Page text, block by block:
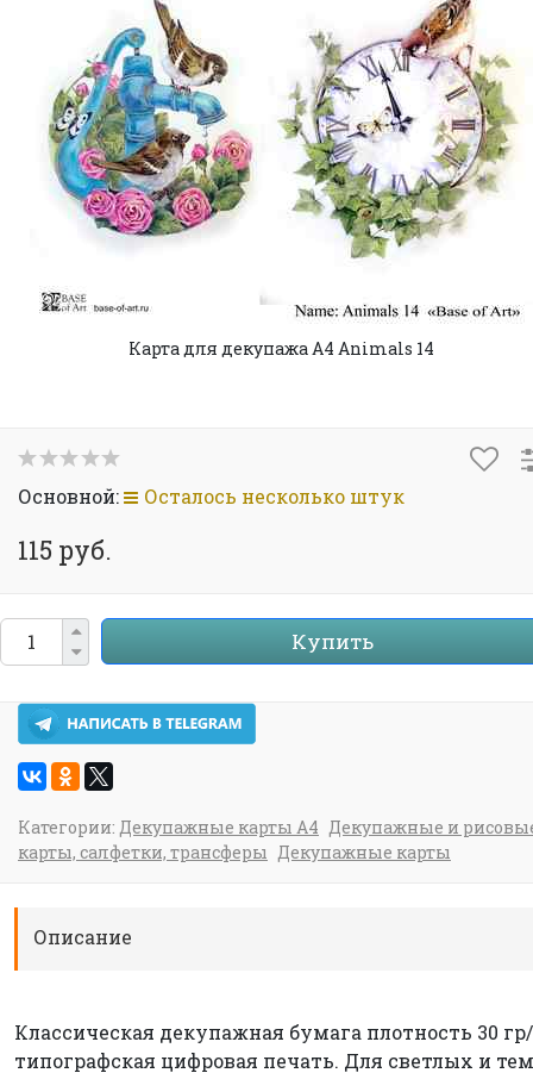
Карта для декупажа А4 Animals 14
Основной: Осталось несколько штук
115 руб.
Купить
Категории: Декупажные карты А4 Декупажные и
карты, салфетки, трансферы Декупажные карты
Описание
Классическая декупажная бумага плотность 30
типографская цифровая печать. Для светлых и